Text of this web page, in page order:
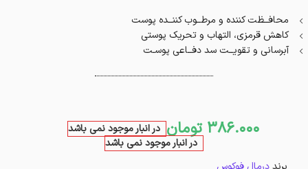
محافــظت کننده و مرطــوب کننــده پوست
کاهش قرمزی، التهاب و تحریک پوستی
آبرسانی و تقویــت سد دفــاعی پوسـت
386.000 تومان در انبار موجود نمی باشد
در انبار موجود نمی باشد